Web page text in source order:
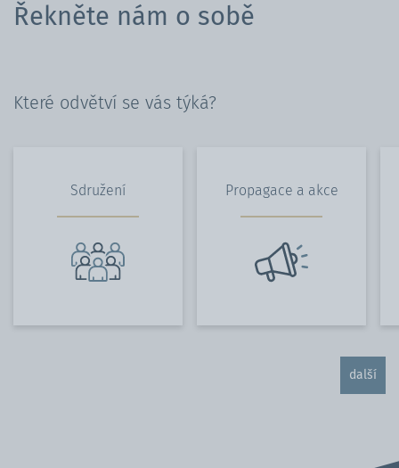
Řekněte nám o sobě
Které odvětví se vás týká?
Sdružení Propagace a akce
další